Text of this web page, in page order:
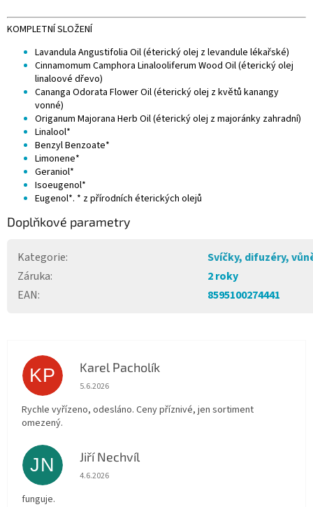
KOMPLETNÍ SLOŽENÍ
Lavandula Angustifolia Oil (éterický olej z levandule lékařské)
Cinnamomum Camphora Linalooliferum Wood Oil (éterický olej
linaloové dřevo)
Cananga Odorata Flower Oil (éterický olej z květů kanangy
vonné)
Origanum Majorana Herb Oil (éterický olej z majoránky zahradní)
Linalool*
Benzyl Benzoate*
Limonene*
Geraniol*
Isoeugenol*
Eugenol*. * z přírodních éterických olejů
Doplňkové parametry
Kategorie:
Svíčky, difuzéry,
Záruka:
2 roky
EAN: 8595100274441
KP Karel Pacholík
Hodnocení obchodu je 4 z 5 hvězdiček.
5.6.2026
Rychle vyřízeno, odesláno. Ceny příznivé, jen sortiment
omezený.
JN Jiří Nechvíl
Hodnocení obchodu je 5 z 5 hvězdiček.
4.6.2026
funguje.